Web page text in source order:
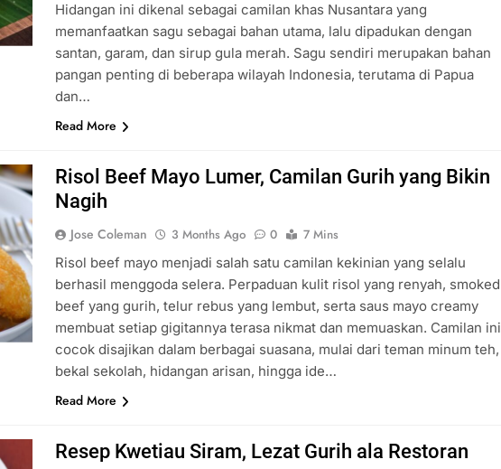
Hidangan ini dikenal sebagai camilan khas Nusantara yang
memanfaatkan sagu sebagai bahan utama, lalu dipadukan dengan
santan, garam, dan sirup gula merah. Sagu sendiri merupakan bahan
pangan penting di beberapa wilayah Indonesia, terutama di Papua
dan…
Read More
Risol Beef Mayo Lumer, Camilan Gurih yang Bikin
Nagih
Jose Coleman 3 Months Ago 0
7 Mins
Risol beef mayo menjadi salah satu camilan kekinian yang selalu
berhasil menggoda selera. Perpaduan kulit risol yang renyah, smoked
beef yang gurih, telur rebus yang lembut, serta saus mayo creamy
membuat setiap gigitannya terasa nikmat dan memuaskan. Camilan ini
cocok disajikan dalam berbagai suasana, mulai dari teman minum teh,
bekal sekolah, hidangan arisan, hingga ide…
Read More
Resep Kwetiau Siram, Lezat Gurih ala Restoran